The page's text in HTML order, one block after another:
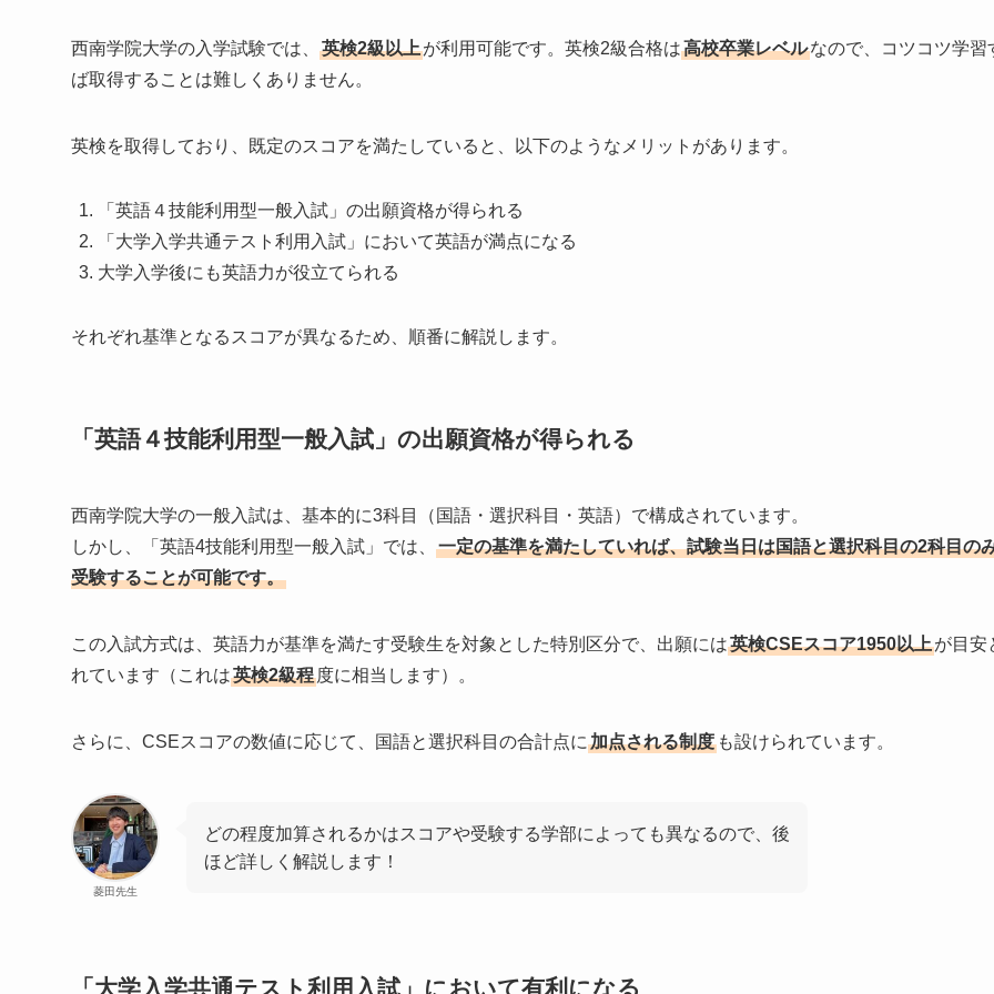
西南学院大学の入学試験では、 英検2級以上が利用可能です。英検2級合格は高校卒業レベルなので、コツコツ学習
ば取得することは難しくありません。
英検を取得しており、既定のスコアを満たしていると、以下のようなメリットがあります。
「英語４技能利用型一般入試」の出願資格が得られる
「大学入学共通テスト利用入試」において英語が満点になる
大学入学後にも英語力が役立てられる
それぞれ基準となるスコアが異なるため、順番に解説します。
「英語４技能利用型一般入試」の出願資格が得られる
西南学院大学の一般入試は、基本的に3科目（国語・選択科目・英語）で構成されています。
しかし、「英語4技能利用型一般入試」では、
一定の基準を満たしていれば、試験当日は国語と選択科目の2科目の
受験することが可能です。
この入試方式は、英語力が基準を満たす受験生を対象とした特別区分で、出願には英検CSEスコア1950以上が目安
れています（これは英検2級程 度に相当します）。
さらに、CSEスコアの数値に応じて、国語と選択科目の合計点に 加点される制度 も設けられています。
菱田先生
どの程度加算されるかはスコアや受験する学部によっても異なるので、後
ほど詳しく解説します！
「大学入学共通テスト利用入試」において有利になる